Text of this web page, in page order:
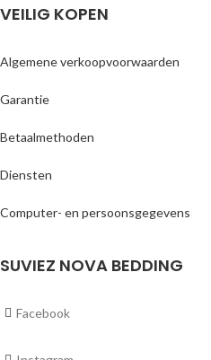
VEILIG KOPEN
Algemene verkoopvoorwaarden
Garantie
Betaalmethoden
Diensten
Computer- en persoonsgegevens
SUVIEZ NOVA BEDDING
Facebook